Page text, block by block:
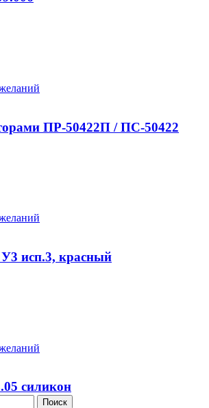
ПР-50422П / ПС-50422
исп.3, красный
силикон
Поиск